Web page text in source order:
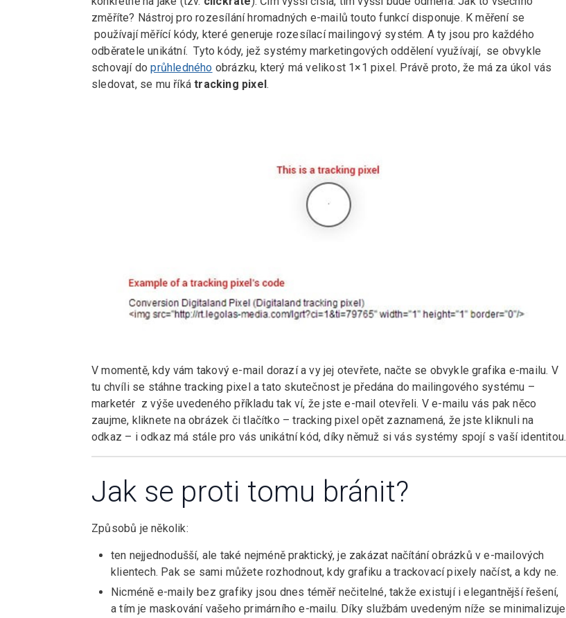
změříte? Nástroj pro rozesílání hromadných e-mailů touto funkcí disponuje. K měření se
používají měřící kódy, které generuje rozesílací mailingový systém. A ty jsou pro každého
odběratele unikátní. Tyto kódy, jež systémy marketingových oddělení využívají, se obvykle
schovají doprůhledného obrázku, který má velikost 1×1 pixel. Právě proto, že má za úkol vás
sledovat, se mu říkátracking pixel.
V momentě, kdy vám takový e-mail dorazí a vy jej otevřete, načte se obvykle grafika e-mailu. V
tu chvíli se stáhne tracking pixel a tato skutečnost je předána do mailingového systému –
marketér z výše uvedeného příkladu tak ví, že jste e-mail otevřeli. V e-mailu vás pak něco
zaujme, kliknete na obrázek či tlačítko – tracking pixel opět zaznamená, že jste kliknuli na
odkaz – i odkaz má stále pro vás unikátní kód, díky němuž si vás systémy spojí s vaší identitou.
Jak se proti tomu bránit?
Způsobů je několik:
ten nejjednodušší, ale také nejméně praktický, je zakázat načítání obrázků v e-mailových
klientech. Pak se sami můžete rozhodnout, kdy grafiku a trackovací pixely načíst, a kdy ne.
Nicméně e-maily bez grafiky jsou dnes téměř nečitelné, takže existují i elegantnější řešení,
a tím je maskování vašeho primárního e-mailu. Díky službám uvedeným níže se minimalizuje